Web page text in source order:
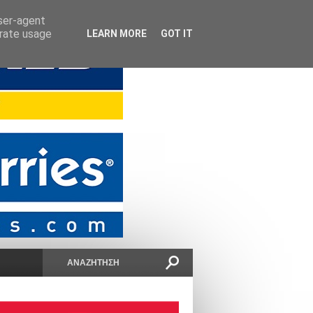
agent
usage
LEARN MORE GOT IT